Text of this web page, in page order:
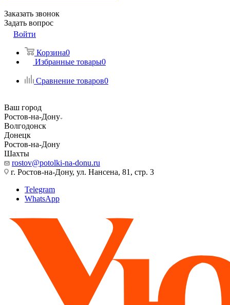
Заказать звонок
Задать вопрос
Войти
Корзина0
Избранные товары0
Сравнение товаров0
Ваш город
Ростов-на-Дону
Волгодонск
Донецк
Ростов-на-Дону
Шахты
rostov@potolki-na-donu.ru
г. Ростов-на-Дону, ул. Нансена, 81, стр. 3
Telegram
WhatsApp